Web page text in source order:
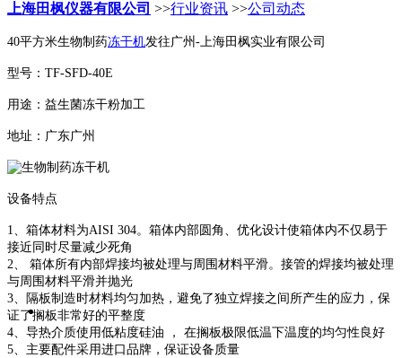
上海田枫仪器有限公司 >>行业资讯 >>公司动态
40平方米生物制药冻干机发往广州-上海田枫实业有限公司
型号：TF-SFD-40E
用途：益生菌冻干粉加工
地址：广东广州
设备特点
1、箱体材料为AISI 304。箱体内部圆角、优化设计使箱体内不仅易于
接近同时尽量减少死角
2、 箱体所有内部焊接均被处理与周围材料平滑。接管的焊接均被处理
与周围材料平滑并抛光
3、隔板制造时材料均匀加热，避免了独立焊接之间所产生的应力，保
证了搁板非常好的平整度
4、导热介质使用低粘度硅油 ， 在搁板极限低温下温度的均匀性良好
5、主要配件采用进口品牌，保证设备质量